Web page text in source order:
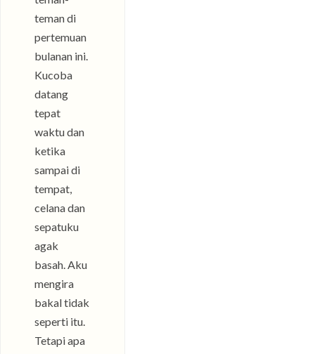
teman di
pertemuan
bulanan ini.
Kucoba
datang
tepat
waktu dan
ketika
sampai di
tempat,
celana dan
sepatuku
agak
basah. Aku
mengira
bakal tidak
seperti itu.
Tetapi apa